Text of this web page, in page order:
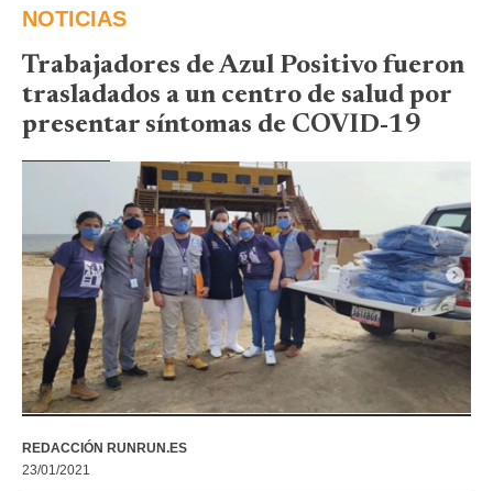
NOTICIAS
Trabajadores de Azul Positivo fueron
trasladados a un centro de salud por
presentar síntomas de COVID-19
REDACCIÓN RUNRUN.ES
23/01/2021